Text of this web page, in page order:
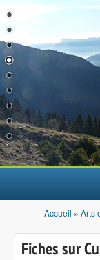
Vous
Accueil » Arts
Fiches sur